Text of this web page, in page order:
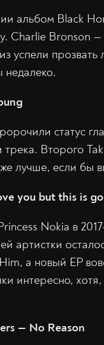
альбом Black
Charlie Bronson
успели
недалеко.
статус
Второго
лучше, если бы
you but this is
Nokia в
артистки
а новый EP
интересно,
— No Reason